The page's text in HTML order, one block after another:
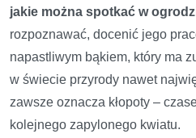
jakie można spotkać w
rozpoznawać, docenić jego
napastliwym bąkiem, który ma
w świecie przyrody nawet
zawsze oznacza kłopoty –
kolejnego zapylonego kwiatu.